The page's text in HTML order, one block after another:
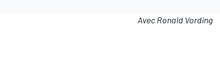
Avec Ronald Vording